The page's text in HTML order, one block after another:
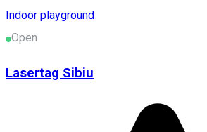
Indoor playground
Open
Lasertag Sibiu